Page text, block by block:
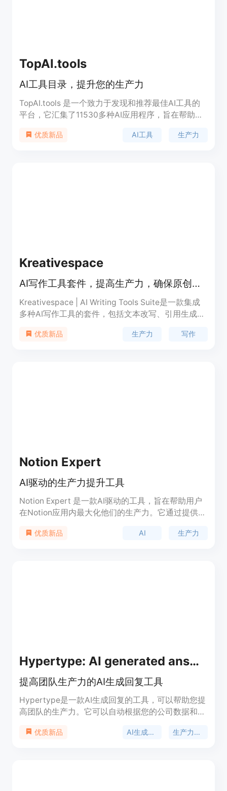
TopAI.tools
AI工具目录，提升您的生产力
TopAI.tools 是一个致力于发现和推荐最佳AI工具的
平台，它汇集了11530多种AI应用程序，旨在帮助用
图像编辑到编程、写作、设计等多个领域的AI工具，
优质新品 AI工具 生产力
Kreativespace
AI写作工具套件，提高生产力，确保原创性。
Kreativespace | AI Writing Tools Suite是一款集成
多种AI写作工具的套件，包括文本改写、引用生成、
率、确保文本原创性，适用于学生、学者、作家等不
优质新品 生产力 写作
Notion Expert
AI驱动的生产力提升工具
Notion Expert 是一款AI驱动的工具，旨在帮助用户
在Notion应用内最大化他们的生产力。它通过提供高
管理任务和信息。
优质新品 AI 生产力
Hypertype: AI generated answers
提高团队生产力的AI生成回复工具
Hypertype是一款AI生成回复的工具，可以帮助您提
高团队的生产力。它可以自动根据您的公司数据和写
复邮件和消息。此外，它还可以与您的网站、文件、
优质新品 AI生成回复 生产力工具